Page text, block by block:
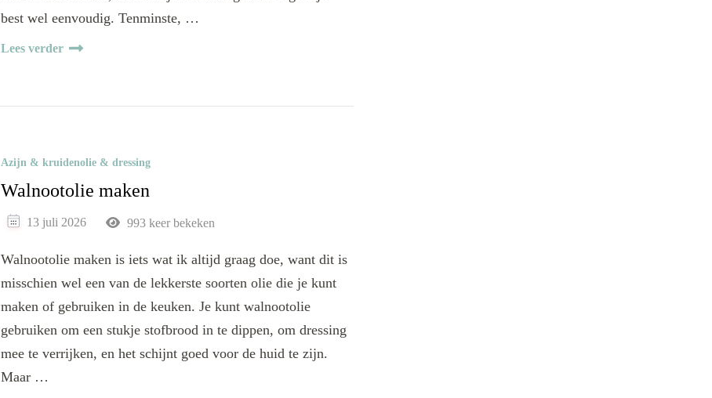
best wel eenvoudig. Tenminste, …
Lees verder
Azijn & kruidenolie & dressing
Walnootolie maken
13 juli 2026 993 keer bekeken
Walnootolie maken is iets wat ik altijd graag doe, want dit is
misschien wel een van de lekkerste soorten olie die je kunt
maken of gebruiken in de keuken. Je kunt walnootolie
gebruiken om een stukje stofbrood in te dippen, om dressing
mee te verrijken, en het schijnt goed voor de huid te zijn.
Maar …